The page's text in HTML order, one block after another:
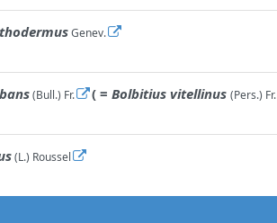
Genev.
(Bull.) Fr. ( =Bolbitius vitellinus (Pers.) Fr.
(L.) Roussel